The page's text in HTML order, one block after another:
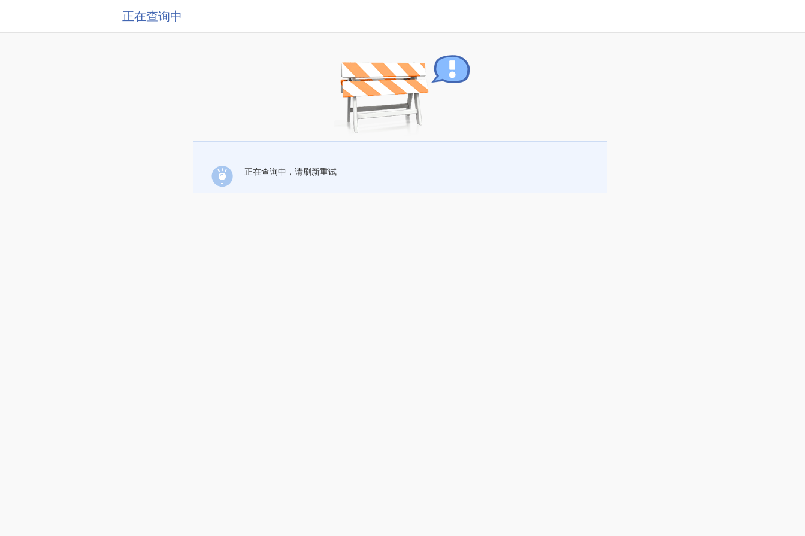
正在查询中
正在查询中，请刷新重试